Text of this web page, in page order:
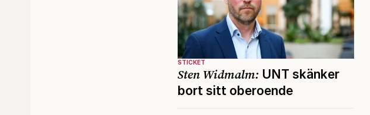
STICKET
Sten Widmalm: UNT skänker
bort sitt oberoende